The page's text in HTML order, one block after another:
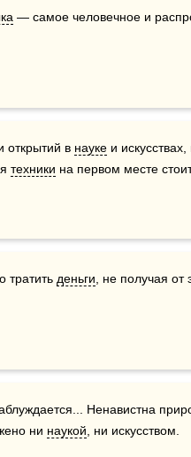
— самое человечное и
открытий в науке и
техники на первом месте
тратить деньги , не получая от
Ненавистна
ни наукой , ни искусством.